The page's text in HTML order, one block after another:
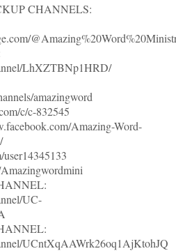
CHANNELS:
LhXZTBNp1HRD/
amazingword
c/c-832545
Amazing-Word-
UC-
UCntXqAAWrk26oq1AjKtohJQ